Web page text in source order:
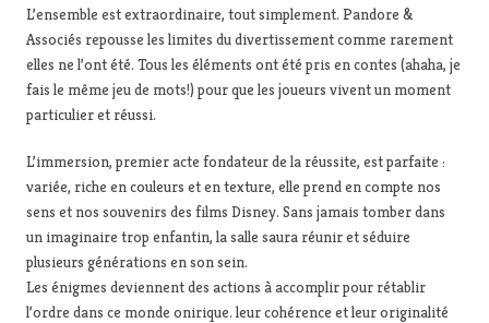
L’ensemble est extraordinaire, tout simplement. Pandore &
Associés repousse les limites du divertissement comme rarement
elles ne l’ont été. Tous les éléments ont été pris en contes (ahaha, je
fais le même jeu de mots!) pour que les joueurs vivent un moment
particulier et réussi.
L’immersion, premier acte fondateur de la réussite, est parfaite :
variée, riche en couleurs et en texture, elle prend en compte nos
sens et nos souvenirs des films Disney. Sans jamais tomber dans
un imaginaire trop enfantin, la salle saura réunir et séduire
plusieurs générations en son sein.
Les énigmes deviennent des actions à accomplir pour rétablir
l’ordre dans ce monde onirique. leur cohérence et leur originalité